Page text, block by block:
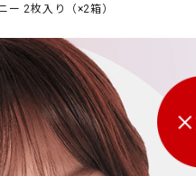
ー 2枚入り（×2箱）